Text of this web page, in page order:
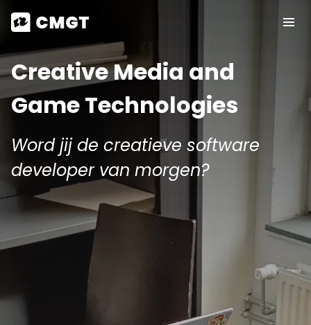
Creative Media and
Game Technologies
Word jij de creatieve software
developer van morgen?